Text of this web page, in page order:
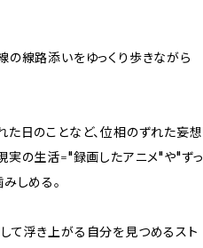
線路添いをゆっくり歩きながら
日のことなど、位相のずれた妄想
実の生活="録画したアニメ"や"ずっ
しめる。
て浮き上がる自分を見つめるスト